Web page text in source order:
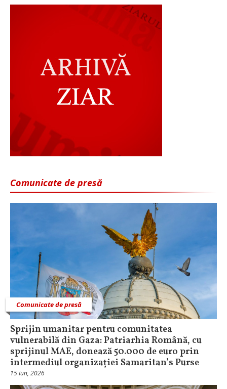
Comunicate de presă
Comunicate de presă
Sprijin umanitar pentru comunitatea
vulnerabilă din Gaza: Patriarhia Română, cu
sprijinul MAE, donează 50.000 de euro prin
intermediul organizației Samaritan’s Purse
15 Iun, 2026